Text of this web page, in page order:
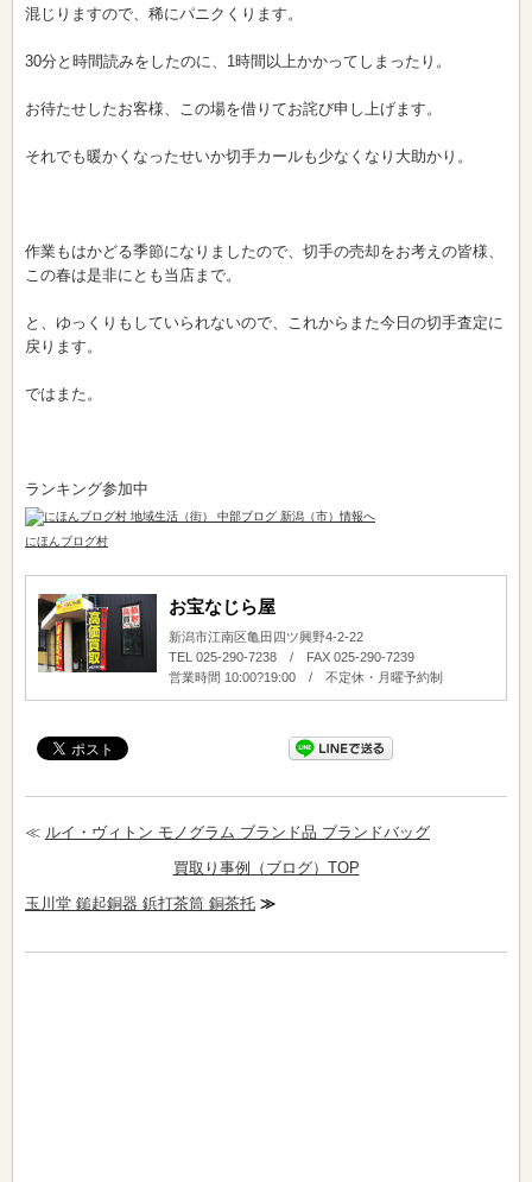
混じりますので、稀にパニクくります。
30分と時間読みをしたのに、1時間以上かかってしまったり。
お待たせしたお客様、この場を借りてお詫び申し上げます。
それでも暖かくなったせいか切手カールも少なくなり大助かり。
作業もはかどる季節になりましたので、切手の売却をお考えの皆様、
この春は是非にとも当店まで。
と、ゆっくりもしていられないので、これからまた今日の切手査定に
戻ります。
ではまた。
ランキング参加中
にほんブログ村
お宝なじら屋
新潟市江南区亀田四ツ興野4-2-22
TEL 025-290-7238 / FAX 025-290-7239
営業時間 10:00?19:00 / 不定休・月曜予約制
≪ ルイ・ヴィトン モノグラム ブランド品 ブランドバッグ
買取り事例（ブログ）TOP
玉川堂 鎚起銅器 鋲打茶筒 銅茶托 ≫